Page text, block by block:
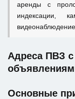
аренды с
индексации,
видеонаблюдение.
Адреса ПВЗ
Основные